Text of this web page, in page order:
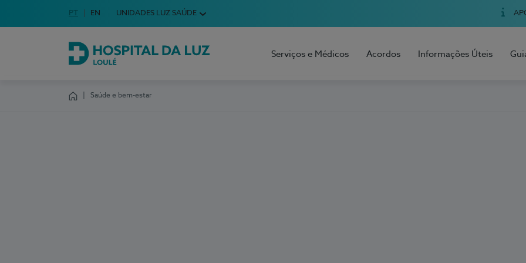
Escolha o seu idioma
Idioma em Português
PT English Language
EN UNIDADES LUZ SAÚDE
Hospital da Luz Loulé
Serviços e Médicos Acordos Informações Úteis
Saúde e bem-estar